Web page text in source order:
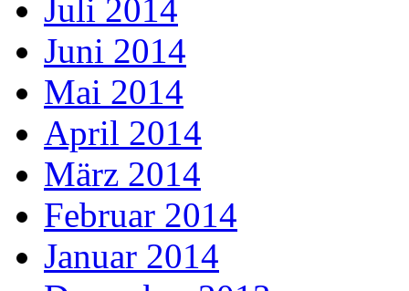
Juli 2014
Juni 2014
Mai 2014
April 2014
März 2014
Februar 2014
Januar 2014